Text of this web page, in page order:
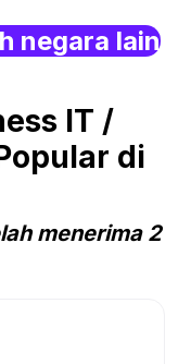
negara lain
IT /
di
menerima 2